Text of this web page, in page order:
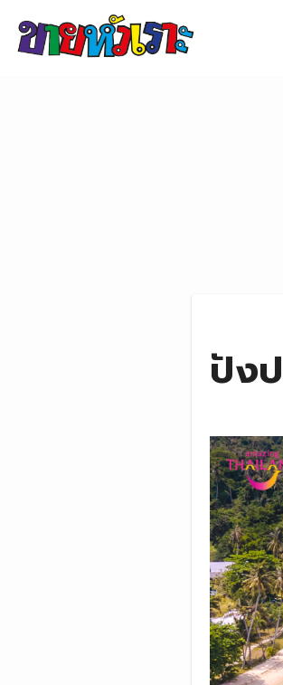
Skip to content
ปัง